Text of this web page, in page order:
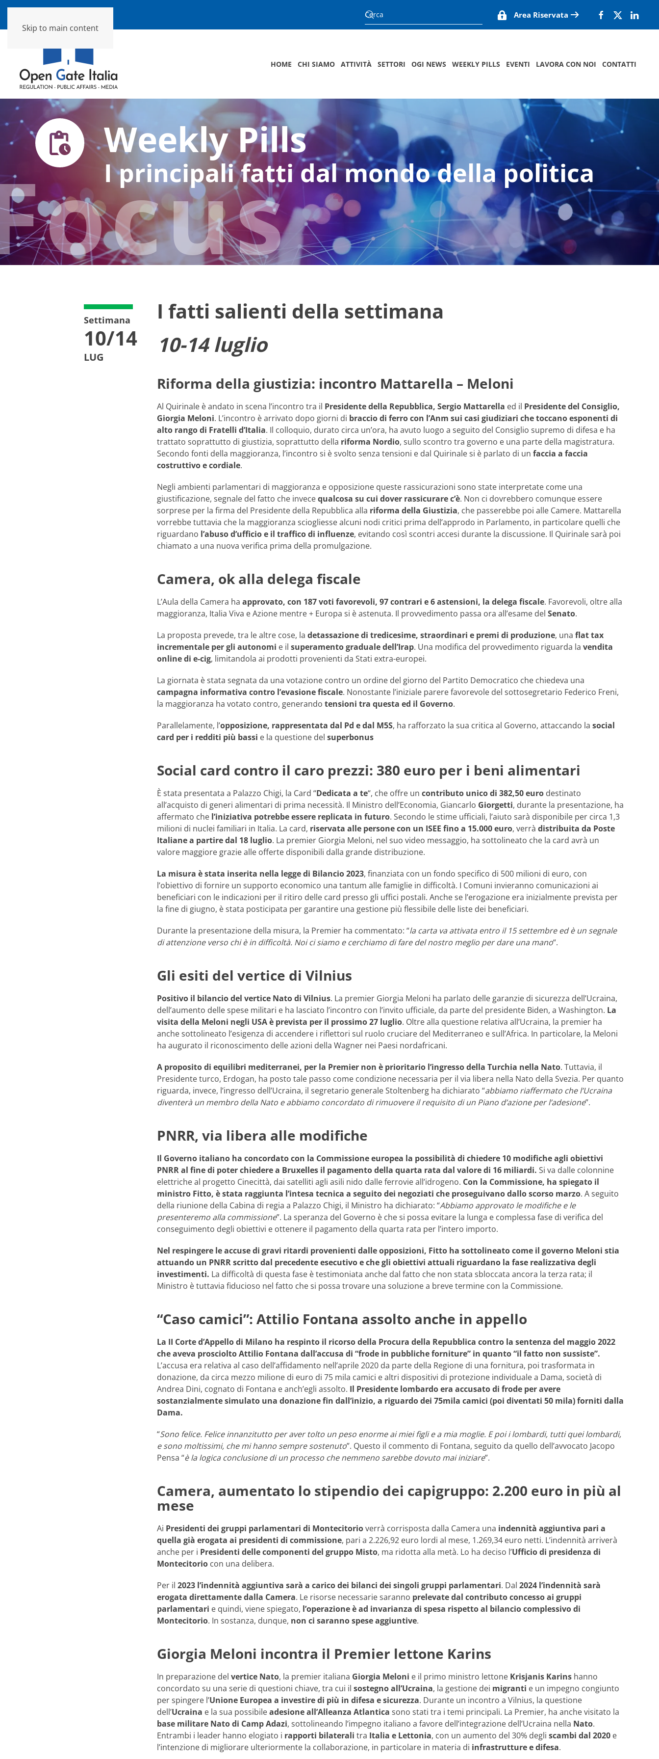
Skip to main content
Area Riservata
HOME CHI SIAMO ATTIVITÀ SETTORI OGI NEWS WEEKLY PILLS EVENTI LAVORA CON NOI CONTATTI
Weekly Pills
I principali fatti dal mondo della politica
Settimana
10/14
LUG
I fatti salienti della settimana
10-14 luglio
Riforma della giustizia: incontro Mattarella – Meloni
Al Quirinale è andato in scena l’incontro tra il Presidente della Repubblica, Sergio Mattarella ed il Presidente del Consiglio,
Giorgia Meloni. L’incontro è arrivato dopo giorni di braccio di ferro con l’Anm sui casi giudiziari che toccano esponenti di
alto rango di Fratelli d’Italia. Il colloquio, durato circa un’ora, ha avuto luogo a seguito del Consiglio supremo di difesa e ha
trattato soprattutto di giustizia, soprattutto della riforma Nordio, sullo scontro tra governo e una parte della magistratura.
Secondo fonti della maggioranza, l’incontro si è svolto senza tensioni e dal Quirinale si è parlato di un faccia a faccia
costruttivo e cordiale.
Negli ambienti parlamentari di maggioranza e opposizione queste rassicurazioni sono state interpretate come una
giustificazione, segnale del fatto che invecequalcosa su cui dover rassicurare c’è. Non ci dovrebbero comunque essere
sorprese per la firma del Presidente della Repubblica alla riforma della Giustizia, che passerebbe poi alle Camere. Mattarella
vorrebbe tuttavia che la maggioranza sciogliesse alcuni nodi critici prima dell’approdo in Parlamento, in particolare quelli che
riguardano l’abuso d’ufficio e il traffico di influenze, evitando così scontri accesi durante la discussione. Il Quirinale sarà poi
chiamato a una nuova verifica prima della promulgazione.
Camera, ok alla delega fiscale
L’Aula della Camera ha approvato, con 187 voti favorevoli, 97 contrari e 6 astensioni, la delega fiscale. Favorevoli, oltre alla
maggioranza, Italia Viva e Azione mentre + Europa si è astenuta. Il provvedimento passa ora all’esame del Senato.
La proposta prevede, tra le altre cose, la detassazione di tredicesime, straordinari e premi di produzione, una flat tax
incrementale per gli autonomi e il superamento graduale dell’Irap. Una modifica del provvedimento riguarda la vendita
online di e-cig, limitandola ai prodotti provenienti da Stati extra-europei.
La giornata è stata segnata da una votazione contro un ordine del giorno del Partito Democratico che chiedeva una
campagna informativa contro l’evasione fiscale. Nonostante l’iniziale parere favorevole del sottosegretario Federico Freni,
la maggioranza ha votato contro, generando tensioni tra questa ed il Governo.
Parallelamente, l’opposizione, rappresentata dal Pd e dal M5S, ha rafforzato la sua critica al Governo, attaccando la social
card per i redditi più bassi e la questione del superbonus
Social card contro il caro prezzi: 380 euro per i beni alimentari
È stata presentata a Palazzo Chigi, la Card “Dedicata a te“, che offre un contributo unico di 382,50 euro destinato
all’acquisto di generi alimentari di prima necessità. Il Ministro dell’Economia, Giancarlo Giorgetti, durante la presentazione, ha
affermato che l’iniziativa potrebbe essere replicata in futuro. Secondo le stime ufficiali, l’aiuto sarà disponibile per circa 1,3
milioni di nuclei familiari in Italia. La card, riservata alle persone con un ISEE fino a 15.000 euro, verrà distribuita da Poste
Italiane a partire dal 18 luglio. La premier Giorgia Meloni, nel suo video messaggio, ha sottolineato che la card avrà un
valore maggiore grazie alle offerte disponibili dalla grande distribuzione.
La misura è stata inserita nella legge di Bilancio 2023, finanziata con un fondo specifico di 500 milioni di euro, con
l’obiettivo di fornire un supporto economico una tantum alle famiglie in difficoltà. I Comuni invieranno comunicazioni ai
beneficiari con le indicazioni per il ritiro delle card presso gli uffici postali. Anche se l’erogazione era inizialmente prevista per
la fine di giugno, è stata posticipata per garantire una gestione più flessibile delle liste dei beneficiari.
Durante la presentazione della misura, la Premier ha commentato: “la carta va attivata entro il 15 settembre ed è un segnale
di attenzione verso chi è in difficoltà. Noi ci siamo e cerchiamo di fare del nostro meglio per dare una mano“.
Gli esiti del vertice di Vilnius
Positivo il bilancio del vertice Nato di Vilnius. La premier Giorgia Meloni ha parlato delle garanzie di sicurezza dell’Ucraina,
dell’aumento delle spese militari e ha lasciato l’incontro con l’invito ufficiale, da parte del presidente Biden, a Washington. La
visita della Meloni negli USA è prevista per il prossimo 27 luglio. Oltre alla questione relativa all’Ucraina, la premier ha
anche sottolineato l’esigenza di accendere i riflettori sul ruolo cruciare del Mediterraneo e sull’Africa. In particolare, la Meloni
ha augurato il riconoscimento delle azioni della Wagner nei Paesi nordafricani.
A proposito di equilibri mediterranei, per la Premier non è prioritario l’ingresso della Turchia nella Nato. Tuttavia, il
Presidente turco, Erdogan, ha posto tale passo come condizione necessaria per il via libera nella Nato della Svezia. Per quanto
riguarda, invece, l’ingresso dell’Ucraina, il segretario generale Stoltenberg ha dichiarato “abbiamo riaffermato che l’Ucraina
diventerà un membro della Nato e abbiamo concordato di rimuovere il requisito di un Piano d’azione per l’adesione”.
PNRR, via libera alle modifiche
Il Governo italiano ha concordato con la Commissione europea la possibilità di chiedere 10 modifiche agli obiettivi
PNRR al fine di poter chiedere a Bruxelles il pagamento della quarta rata dal valore di 16 miliardi. Si va dalle colonnine
elettriche al progetto Cinecittà, dai satelliti agli asili nido dalle ferrovie all’idrogeno. Con la Commissione, ha spiegato il
ministro Fitto, è stata raggiunta l’intesa tecnica a seguito dei negoziati che proseguivano dallo scorso marzo. A seguito
della riunione della Cabina di regia a Palazzo Chigi, il Ministro ha dichiarato: “Abbiamo approvato le modifiche e le
presenteremo alla commissione”. La speranza del Governo è che si possa evitare la lunga e complessa fase di verifica del
conseguimento degli obiettivi e ottenere il pagamento della quarta rata per l’intero importo.
Nel respingere le accuse di gravi ritardi provenienti dalle opposizioni, Fitto ha sottolineato come il governo Meloni stia
attuando un PNRR scritto dal precedente esecutivo e che gli obiettivi attuali riguardano la fase realizzativa degli
investimenti. La difficoltà di questa fase è testimoniata anche dal fatto che non stata sbloccata ancora la terza rata; il
Ministro è tuttavia fiducioso nel fatto che si possa trovare una soluzione a breve termine con la Commissione.
“Caso camici”: Attilio Fontana assolto anche in appello
La II Corte d’Appello di Milano ha respinto il ricorso della Procura della Repubblica contro la sentenza del maggio 2022
che aveva prosciolto Attilio Fontana dall’accusa di “frode in pubbliche forniture” in quanto “il fatto non sussiste”.
L’accusa era relativa al caso dell’affidamento nell’aprile 2020 da parte della Regione di una fornitura, poi trasformata in
donazione, da circa mezzo milione di euro di 75 mila camici e altri dispositivi di protezione individuale a Dama, società di
Andrea Dini, cognato di Fontana e anch’egli assolto. Il Presidente lombardo era accusato di frode per avere
sostanzialmente simulato una donazione fin dall’inizio, a riguardo dei 75mila camici (poi diventati 50 mila) forniti dalla
Dama.
“Sono felice. Felice innanzitutto per aver tolto un peso enorme ai miei figli e a mia moglie. E poi i lombardi, tutti quei lombardi,
e sono moltissimi, che mi hanno sempre sostenuto”. Questo il commento di Fontana, seguito da quello dell’avvocato Jacopo
Pensa “è la logica conclusione di un processo che nemmeno sarebbe dovuto mai iniziare”.
Camera, aumentato lo stipendio dei capigruppo: 2.200 euro in più al
mese
Ai Presidenti dei gruppi parlamentari di Montecitorioverrà corrisposta dalla Camera una indennità aggiuntiva pari a
quella già erogata ai presidenti di commissione, pari a 2.226,92 euro lordi al mese, 1.269,34 euro netti. L’indennità arriverà
anche per i Presidenti delle componenti del gruppo Misto, ma ridotta alla metà. Lo ha deciso l’Ufficio di presidenza di
Montecitorio con una delibera.
Per il 2023 l’indennità aggiuntiva sarà a carico dei bilanci dei singoli gruppi parlamentari. Dal 2024 l’indennità sarà
erogata direttamente dalla Camera. Le risorse necessarie saranno prelevate dal contributo concesso ai gruppi
parlamentari e quindi, viene spiegato, l’operazione è ad invarianza di spesa rispetto al bilancio complessivo di
Montecitorio. In sostanza, dunque, non ci saranno spese aggiuntive.
Giorgia Meloni incontra il Premier lettone Karins
In preparazione del vertice Nato, la premier italiana Giorgia Meloni e il primo ministro lettone Krisjanis Karins hanno
concordato su una serie di questioni chiave, tra cui il sostegno all’Ucraina, la gestione dei migranti e un impegno congiunto
per spingere l’Unione Europea a investire di più in difesa e sicurezza. Durante un incontro a Vilnius, la questione
dell’Ucraina e la sua possibileadesione all’Alleanza Atlantica sono stati tra i temi principali. La Premier, ha anche visitato la
base militare Nato di Camp Adazi, sottolineando l’impegno italiano a favore dell’integrazione dell’Ucraina nella Nato.
Entrambi i leader hanno elogiato i rapporti bilaterali tra Italia e Lettonia, con un aumento del 30% degli scambi dal 2020 e
l’intenzione di migliorare ulteriormente la collaborazione, in particolare in materia di infrastrutture e difesa.